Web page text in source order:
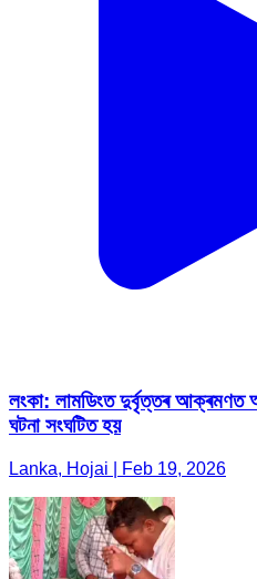
লংকা: লামডিংত দুৰ্বৃত্তৰ
ঘটনা সংঘটিত হয়
Lanka, Hojai | Feb 19, 2026